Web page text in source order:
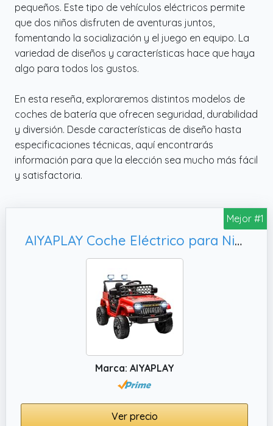
pequeños. Este tipo de vehículos eléctricos permite
que dos niños disfruten de aventuras juntos,
fomentando la socialización y el juego en equipo. La
variedad de diseños y características hace que haya
algo para todos los gustos.
En esta reseña, exploraremos distintos modelos de
coches de batería que ofrecen seguridad, durabilidad
y diversión. Desde características de diseño hasta
especificaciones técnicas, aquí encontrarás
información para que la elección sea mucho más fácil
y satisfactoria.
Mejor #1
AIYAPLAY Coche Eléctrico para Niños de +3 Años Coche Eléctrico Infantil de Batería 12V con Mando a Distancia Velocidad Ajustable USB Faros Bocina Rojo
Marca: AIYAPLAY
Ver precio